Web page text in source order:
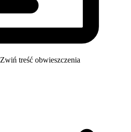
Zwiń treść obwieszczenia